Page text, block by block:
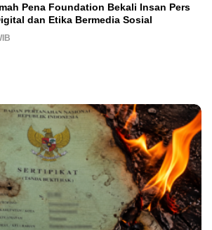
Pena Foundation Bekali Insan Pers
dan Etika Bermedia Sosial